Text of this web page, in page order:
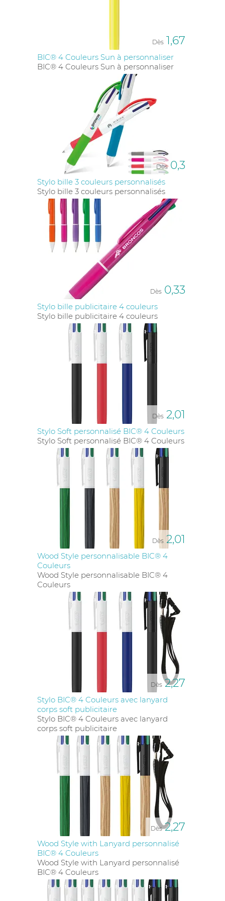
Dès 1,67
BIC® 4 Couleurs Sun à personnaliser
BIC® 4 Couleurs Sun à personnaliser
Dès 0,3
Stylo bille 3 couleurs personnalisés
Stylo bille 3 couleurs personnalisés
Dès 0,33
Stylo bille publicitaire 4 couleurs
Stylo bille publicitaire 4 couleurs
Dès 2,01
Stylo Soft personnalisé BIC® 4 Couleurs
Stylo Soft personnalisé BIC® 4 Couleurs
Dès 2,01
Wood Style personnalisable BIC® 4
Couleurs
Wood Style personnalisable BIC® 4
Couleurs
Dès 2,27
Stylo BIC® 4 Couleurs avec lanyard
corps soft publicitaire
Stylo BIC® 4 Couleurs avec lanyard
corps soft publicitaire
Dès 2,27
Wood Style with Lanyard personnalisé
BIC® 4 Couleurs
Wood Style with Lanyard personnalisé
BIC® 4 Couleurs